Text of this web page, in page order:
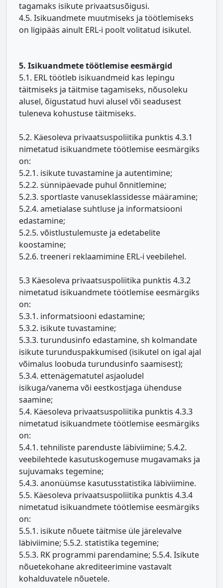
tagamaks isikute privaatsusõigusi.
4.5. Isikuandmete muutmiseks ja töötlemiseks
on ligipääs ainult ERL-i poolt volitatud isikutel.
5. Isikuandmete töötlemise eesmärgid
5.1. ERL töötleb isikuandmeid kas lepingu
täitmiseks ja täitmise tagamiseks, nõusoleku
alusel, õigustatud huvi alusel või seadusest
tuleneva kohustuse täitmiseks.
5.2. Käesoleva privaatsuspoliitika punktis 4.3.1
nimetatud isikuandmete töötlemise eesmärgiks
on:
5.2.1. isikute tuvastamine ja autentimine;
5.2.2. sünnipäevade puhul õnnitlemine;
5.2.3. sportlaste vanuseklassidesse määramine;
5.2.4. ametialase suhtluse ja informatsiooni
edastamine;
5.2.5. võistlustulemuste ja edetabelite
koostamine;
5.2.6. treeneri reklaamimine ERL-i veebilehel.
5.3 Käesoleva privaatsuspoliitika punktis 4.3.2
nimetatud isikuandmete töötlemise eesmärgiks
on:
5.3.1. informatsiooni edastamine;
5.3.2. isikute tuvastamine;
5.3.3. turundusinfo edastamine, sh kolmandate
isikute turunduspakkumised (isikutel on igal ajal
võimalus loobuda turundusinfo saamisest);
5.3.4. ettenägematutel asjaoludel
isikuga/vanema või eestkostjaga ühenduse
saamine;
5.4. Käesoleva privaatsuspoliitika punktis 4.3.3
nimetatud isikuandmete töötlemise eesmärgiks
on:
5.4.1. tehniliste parenduste läbiviimine; 5.4.2.
veebilehtede kasutuskogemuse mugavamaks ja
sujuvamaks tegemine;
5.4.3. anonüümse kasutusstatistika läbiviimine.
5.5. Käesoleva privaatsuspoliitika punktis 4.3.4
nimetatud isikuandmete töötlemise eesmärgiks
on:
5.5.1. isikute nõuete täitmise üle järelevalve
läbiviimine; 5.5.2. statistika tegemine;
5.5.3. RK programmi parendamine; 5.5.4. Isikute
nõuetekohane akrediteerimine vastavalt
kohalduvatele nõuetele.